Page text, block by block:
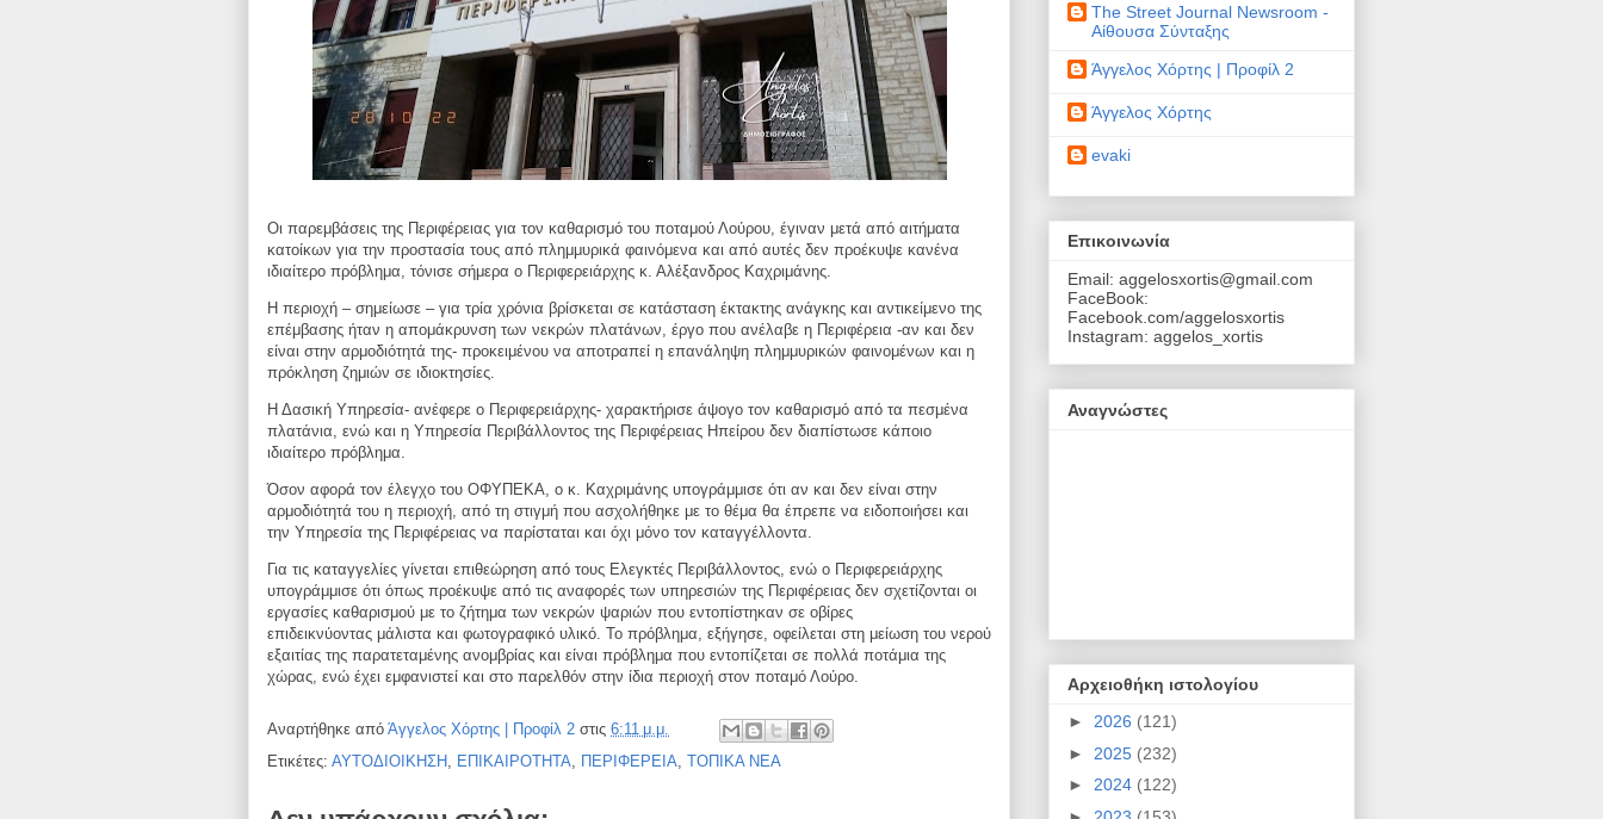
Οι παρεμβάσεις της Περιφέρειας για τον καθαρισμό του ποταμού Λούρου, έγιναν μετά από αιτήματα
κατοίκων για την προστασία τους από πλημμυρικά φαινόμενα και από αυτές δεν προέκυψε κανένα
ιδιαίτερο πρόβλημα, τόνισε σήμερα ο Περιφερειάρχης κ. Αλέξανδρος Καχριμάνης.
Η περιοχή – σημείωσε – για τρία χρόνια βρίσκεται σε κατάσταση έκτακτης ανάγκης και αντικείμενο της
επέμβασης ήταν η απομάκρυνση των νεκρών πλατάνων, έργο που ανέλαβε η Περιφέρεια -αν και δεν
είναι στην αρμοδιότητά της- προκειμένου να αποτραπεί η επανάληψη πλημμυρικών φαινομένων και η
πρόκληση ζημιών σε ιδιοκτησίες.
Η Δασική Υπηρεσία- ανέφερε ο Περιφερειάρχης- χαρακτήρισε άψογο τον καθαρισμό από τα πεσμένα
πλατάνια, ενώ και η Υπηρεσία Περιβάλλοντος της Περιφέρειας Ηπείρου δεν διαπίστωσε κάποιο
ιδιαίτερο πρόβλημα.
Όσον αφορά τον έλεγχο του ΟΦΥΠΕΚΑ, ο κ. Καχριμάνης υπογράμμισε ότι αν και δεν είναι στην
αρμοδιότητά του η περιοχή, από τη στιγμή που ασχολήθηκε με το θέμα θα έπρεπε να ειδοποιήσει και
την Υπηρεσία της Περιφέρειας να παρίσταται και όχι μόνο τον καταγγέλλοντα.
Για τις καταγγελίες γίνεται επιθεώρηση από τους Ελεγκτές Περιβάλλοντος, ενώ ο Περιφερειάρχης
υπογράμμισε ότι όπως προέκυψε από τις αναφορές των υπηρεσιών της Περιφέρειας δεν σχετίζονται οι
εργασίες καθαρισμού με το ζήτημα των νεκρών ψαριών που εντοπίστηκαν σε οβίρες
επιδεικνύοντας μάλιστα και φωτογραφικό υλικό. Το πρόβλημα, εξήγησε, οφείλεται στη μείωση του νερού
εξαιτίας της παρατεταμένης ανομβρίας και είναι πρόβλημα που εντοπίζεται σε πολλά ποτάμια της
χώρας, ενώ έχει εμφανιστεί και στο παρελθόν στην ίδια περιοχή στον ποταμό Λούρο.
Αναρτήθηκε από Άγγελος Χόρτης | Προφίλ 2 στις 6:11 μ.μ.
Ετικέτες: ΑΥΤΟΔΙΟΙΚΗΣΗ , ΕΠΙΚΑΙΡΟΤΗΤΑ, ΠΕΡΙΦΕΡΕΙΑ, ΤΟΠΙΚΑ ΝΕΑ
The Street Journal Newsroom -
Αίθουσα Σύνταξης
Άγγελος Χόρτης | Προφίλ 2
Άγγελος Χόρτης
evaki
Επικοινωνία
Email: aggelosxortis@gmail.com
FaceBook:
Facebook.com/aggelosxortis
Instagram: aggelos_xortis
Αναγνώστες
Αρχειοθήκη ιστολογίου
► 2026 (121)
► 2025 (232)
► 2024 (122)